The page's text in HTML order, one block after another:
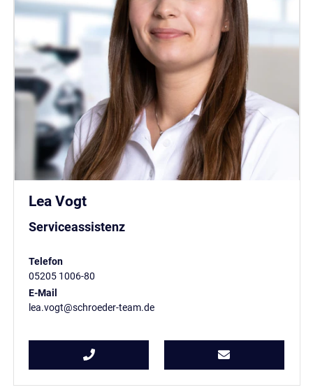
Lea Vogt
Serviceassistenz
Telefon
05205 1006-80
E-Mail
lea.vogt@schroeder-team.de